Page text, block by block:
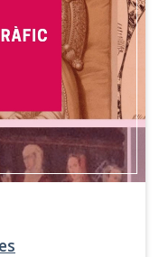
d’usos i
formes dobles
els tipus de
en
incorpora
de mots i
per a